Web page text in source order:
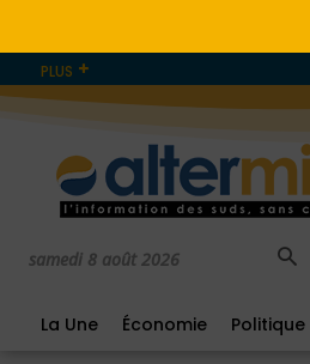
PLUS
samedi 8 août 2026
La Une Économie Politique